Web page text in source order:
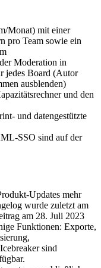
Monat) mit einer
pro Team sowie ein
Moderation in
jedes Board (Autor
ausblenden)
und den
und datengestützte
SSO sind auf der
Updates mehr
wurde zuletzt am
am 28. Juli 2023
Funktionen: Exporte,
sind